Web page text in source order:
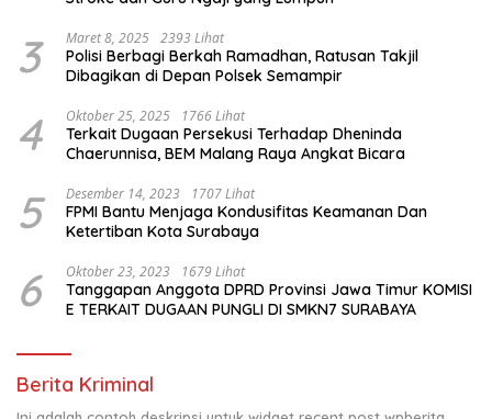
3 Maret 8, 2025 2393 Lihat
Polisi Berbagi Berkah Ramadhan, Ratusan Takjil
Dibagikan di Depan Polsek Semampir
4 Oktober 25, 2025 1766 Lihat
Terkait Dugaan Persekusi Terhadap Dheninda
Chaerunnisa, BEM Malang Raya Angkat Bicara
5 Desember 14, 2023 1707 Lihat
FPMI Bantu Menjaga Kondusifitas Keamanan Dan
Ketertiban Kota Surabaya
6 Oktober 23, 2023 1679 Lihat
Tanggapan Anggota DPRD Provinsi Jawa Timur KOMISI
E TERKAIT DUGAAN PUNGLI DI SMKN7 SURABAYA
Berita Kriminal